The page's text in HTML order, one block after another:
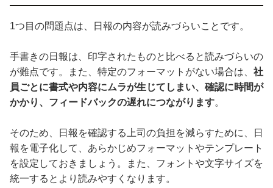
1つ目の問題点は、日報の内容が読みづらいことです。
手書きの日報は、印字されたものと比べると読みづらいの
が難点です。また、特定のフォーマットがない場合は、 社
員ごとに書式や内容にムラが生じてしまい、確認に時間が
かかり、フィードバックの遅れにつながります。
そのため、日報を確認する上司の負担を減らすために、日
報を電子化して、あらかじめフォーマットやテンプレート
を設定しておきましょう。また、フォントや文字サイズを
統一するとより読みやすくなります。